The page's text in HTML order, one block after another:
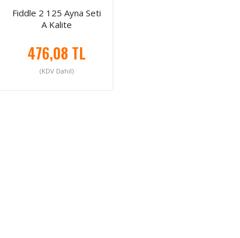
Fiddle 2 125 Ayna Seti
A Kalite
476,08 TL
(KDV Dahil)